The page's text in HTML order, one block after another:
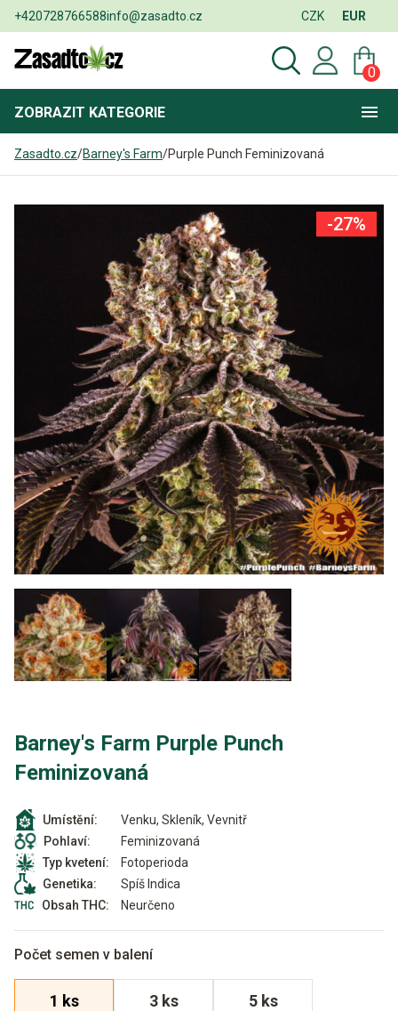
+420728766588info@zasadto.cz CZK EUR
0
ZOBRAZIT KATEGORIE
Zasadto.cz/Barney's Farm/Purple Punch Feminizovaná
Barney's Farm Purple Punch
Feminizovaná
Umístění:
Venku, Skleník, Vevnitř
Pohlaví:
Feminizovaná
Typ kvetení:
Fotoperioda
Genetika:
Spíš Indica
Obsah THC:
Neurčeno
Počet semen v balení
1 ks 3 ks 5 ks
-27%